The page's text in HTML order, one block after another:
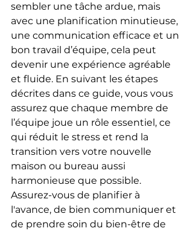
sembler une tâche ardue, mais
avec une planification minutieuse,
une communication efficace et un
bon travail d’équipe, cela peut
devenir une expérience agréable
et fluide. En suivant les étapes
décrites dans ce guide, vous vous
assurez que chaque membre de
l’équipe joue un rôle essentiel, ce
qui réduit le stress et rend la
transition vers votre nouvelle
maison ou bureau aussi
harmonieuse que possible.
Assurez-vous de planifier à
l'avance, de bien communiquer et
de prendre soin du bien-être de